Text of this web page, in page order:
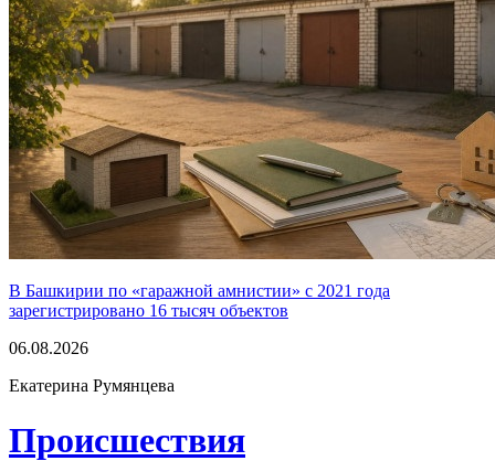
В Башкирии по «гаражной амнистии» с 2021 года
зарегистрировано 16 тысяч объектов
06.08.2026
Екатерина Румянцева
Проиcшествия